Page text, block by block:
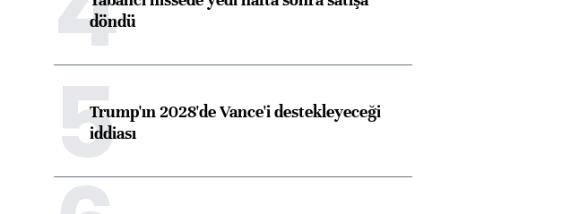
döndü
5Trump'ın 2028'de Vance'i destekleyeceği
iddiası